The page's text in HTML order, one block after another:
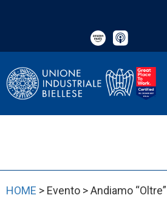
HOME > Evento > Andiamo